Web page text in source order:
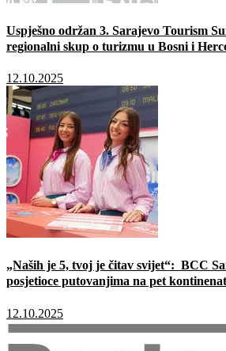
Uspješno održan 3. Sarajevo Tourism
regionalni skup o turizmu u Bosni i
12.10.2025
„Naših je 5, tvoj je čitav svijet“: BCC
posjetioce putovanjima na pet
12.10.2025